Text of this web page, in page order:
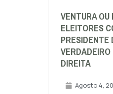
VENTURA
ELEITORES
DIREITA
Agosto 4,